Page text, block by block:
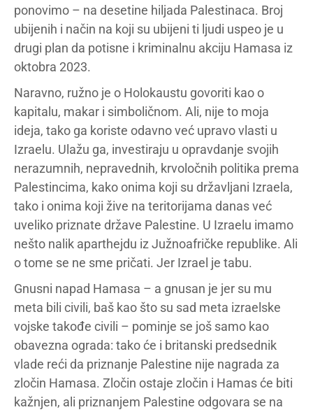
ponovimo – na desetine hiljada Palestinaca. Broj
ubijenih i način na koji su ubijeni ti ljudi uspeo je u
drugi plan da potisne i kriminalnu akciju Hamasa iz
oktobra 2023.
Naravno, ružno je o Holokaustu govoriti kao o
kapitalu, makar i simboličnom. Ali, nije to moja
ideja, tako ga koriste odavno već upravo vlasti u
Izraelu. Ulažu ga, investiraju u opravdanje svojih
nerazumnih, nepravednih, krvoločnih politika prema
Palestincima, kako onima koji su državljani Izraela,
tako i onima koji žive na teritorijama danas već
uveliko priznate države Palestine. U Izraelu imamo
nešto nalik aparthejdu iz Južnoafričke republike. Ali
o tome se ne sme pričati. Jer Izrael je tabu.
Gnusni napad Hamasa – a gnusan je jer su mu
meta bili civili, baš kao što su sad meta izraelske
vojske takođe civili – pominje se još samo kao
obavezna ograda: tako će i britanski predsednik
vlade reći da priznanje Palestine nije nagrada za
zločin Hamasa. Zločin ostaje zločin i Hamas će biti
kažnjen, ali priznanjem Palestine odgovara se na